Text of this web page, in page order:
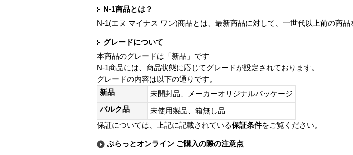
N-1商品とは？
N-1(エヌ マイナス ワン)商品とは、最新商品に対して、一世代以上前の商品
グレードについて
本商品のグレードは「新品」です
N-1商品には、商品状態に応じてグレードが設定されております。
グレードの内容は以下の通りです。
新品
未開封品、メーカーオリジナルパッケージ
バルク品
未使用製品、箱無し品
保証については、上記に記載されている保証条件をご覧ください。
ぷらっとオンライン ご購入の際の注意点